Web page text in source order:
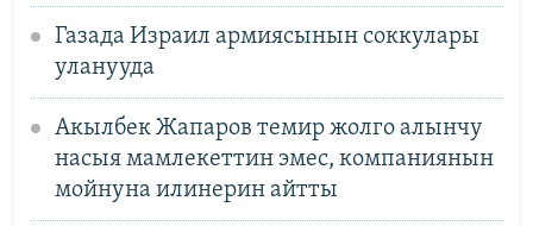
Газада Израил армиясынын соккулары
уланууда
Акылбек Жапаров темир жолго алынчу
насыя мамлекеттин эмес, компаниянын
мойнуна илинерин айтты